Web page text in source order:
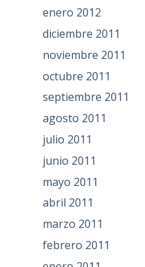
enero 2012
diciembre 2011
noviembre 2011
octubre 2011
septiembre 2011
agosto 2011
julio 2011
junio 2011
mayo 2011
abril 2011
marzo 2011
febrero 2011